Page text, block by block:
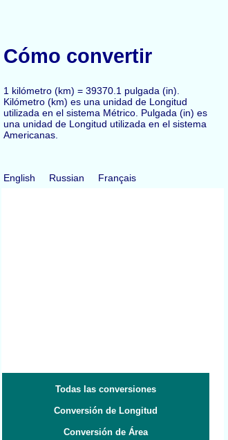
Cómo convertir
1 kilómetro (km) = 39370.1 pulgada (in).
Kilómetro (km) es una unidad de Longitud
utilizada en el sistema Métrico. Pulgada (in) es
una unidad de Longitud utilizada en el sistema
Americanas.
English Russian Français
Todas las conversiones
Conversión de Longitud
Conversión de Área